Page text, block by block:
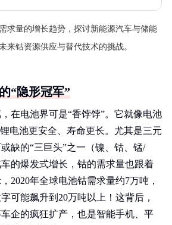
求量的增长趋势，探讨新能源汽车与储能
来钴资源供应与替代技术的挑战。
“隐形冠军”
在电池界可是“香饽饽”。它就像电池
电池更安全、寿命更长。尤其是三元
缺的“三巨头”之一（镍、钴、锰/
的爆发式增长，钴的需求量也跟着
2020年全球电池钴需求量约7万吨，
可能飙升到20万吨以上！这背后，
企的疯狂扩产，也是智能手机、平